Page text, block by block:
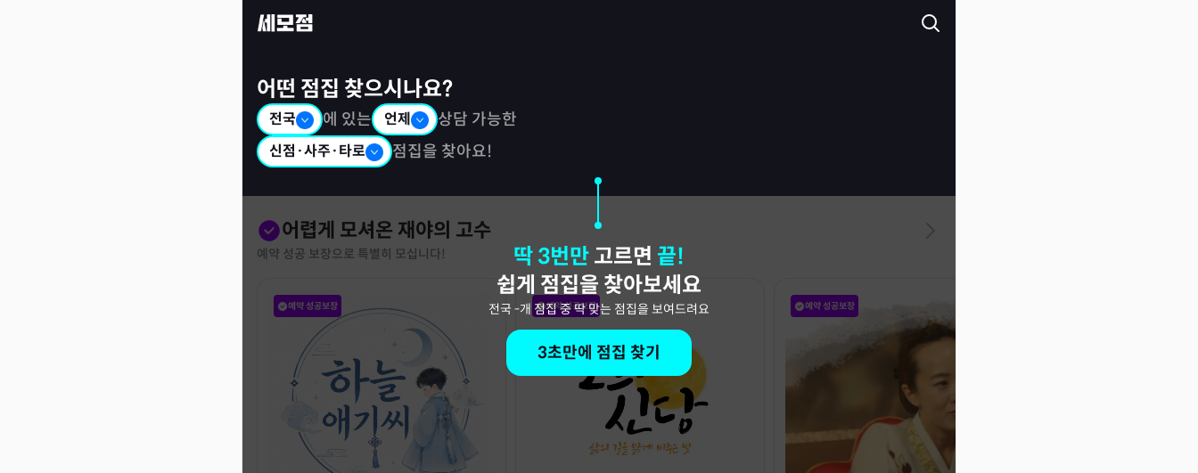
어떤 점집 찾으시나요?
전국 에 있는 언제 상담 가능한
신점·사주·타로 점집을 찾아요!
딱 3번만 고르면 끝!
쉽게 점집을 찾아보세요
전국 -개 점집 중 딱 맞는 점집을 보여드려요
3초만에 점집 찾기
어렵게 모셔온 재야의 고수
예약 성공 보장으로 특별히 모십니다!
예약 성공보장 예약 성공보장 예약 성공보장